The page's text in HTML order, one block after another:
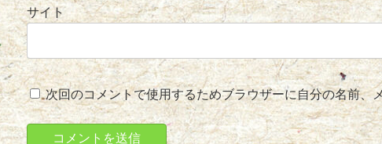
サイト
次回のコメントで使用するためブラウザーに自分の名前、